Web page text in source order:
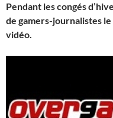
Pendant les congés
de gamers-journalistes
vidéo.